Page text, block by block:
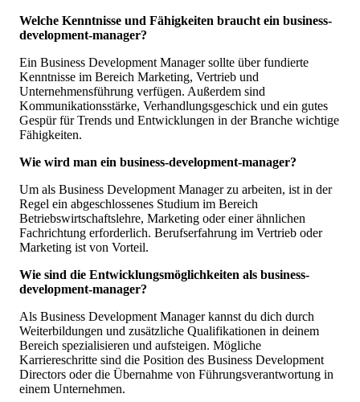
Welche Kenntnisse und Fähigkeiten braucht ein business-
development-manager?
Ein Business Development Manager sollte über fundierte
Kenntnisse im Bereich Marketing, Vertrieb und
Unternehmensführung verfügen. Außerdem sind
Kommunikationsstärke, Verhandlungsgeschick und ein gutes
Gespür für Trends und Entwicklungen in der Branche wichtige
Fähigkeiten.
Wie wird man ein business-development-manager?
Um als Business Development Manager zu arbeiten, ist in der
Regel ein abgeschlossenes Studium im Bereich
Betriebswirtschaftslehre, Marketing oder einer ähnlichen
Fachrichtung erforderlich. Berufserfahrung im Vertrieb oder
Marketing ist von Vorteil.
Wie sind die Entwicklungsmöglichkeiten als business-
development-manager?
Als Business Development Manager kannst du dich durch
Weiterbildungen und zusätzliche Qualifikationen in deinem
Bereich spezialisieren und aufsteigen. Mögliche
Karriereschritte sind die Position des Business Development
Directors oder die Übernahme von Führungsverantwortung in
einem Unternehmen.